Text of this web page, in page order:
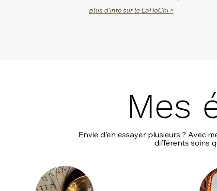
plus d'info sur le LaHoChi >
Mes
Envie d'en essayer plusieurs ? Avec
différents soins